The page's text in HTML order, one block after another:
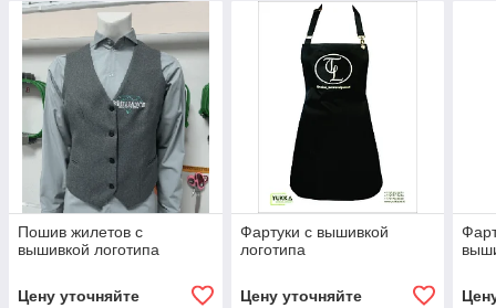
Пошив жилетов с
вышивкой логотипа
Цену уточняйте
Фартуки с вышивкой
логотипа
Цену уточняйте